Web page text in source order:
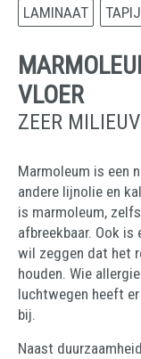
LAMINAAT
VLOER
ZEER
Marmoleum is een
andere lijnolie en
is marmoleum,
afbreekbaar. Ook
wil zeggen dat het
houden. Wie
luchtwegen heeft
bij.
Naast